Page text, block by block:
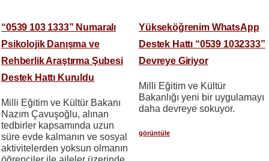
“0539 103 1333” Numaralı
Psikolojik Danışma ve
Rehberlik Araştırma Şubesi
Destek Hattı Kuruldu
Milli Eğitim ve Kültür Bakanı
Nazım Çavuşoğlu, alınan
tedbirler kapsamında uzun
süre evde kalmanın ve sosyal
aktivitelerden yoksun olmanın
Yükseköğrenim WhatsApp
Destek Hattı “0539 1032333”
Devreye Giriyor
Milli Eğitim ve Kültür
Bakanlığı yeni bir uygulamayı
daha devreye sokuyor.
görüntüle